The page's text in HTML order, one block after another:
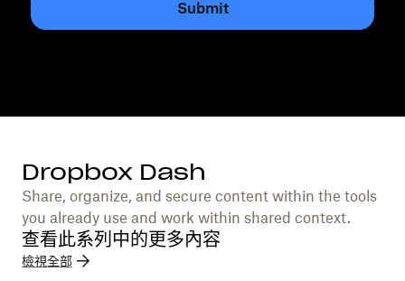
Submit
Dropbox Dash
Share, organize, and secure content within the tools
you already use and work within shared context.
查看此系列中的更多內容
檢視全部